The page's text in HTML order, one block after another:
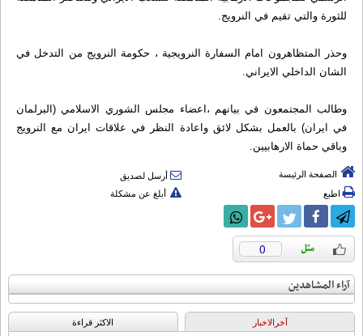
للثورة والتي تقيم في النرويج.
وحذر المتظاهرون امام السفارة النرويجية ، حکومة النرويج من التدخل في
الشان الداخلي الايراني.
وطالب المجتمعون في بيانهم ،اعضاء مجلس الشوري الاسلامي (البرلمان
في ایران) بالعمل بشکل لائق واعادة النظر في علاقات ايران مع النرويج
وباقي حماة الارهابيين.
الصفحة الرئيسة
أرسل لصديق
اطبع
أبلغ عن مشكلة
0
آراء المشاهدين
آخرالاخبار الاکثر قراءة